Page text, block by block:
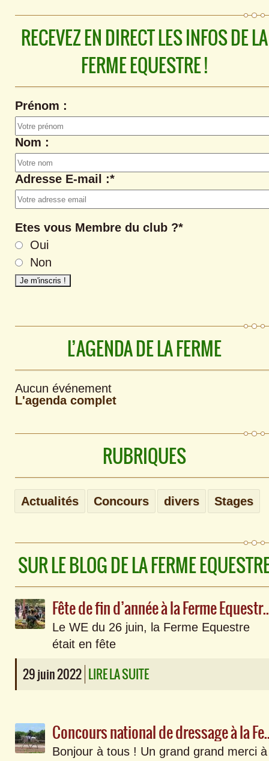
RECEVEZ EN DIRECT LES INFOS DE LA
FERME EQUESTRE !
Prénom :
Nom :
Adresse E-mail :*
Etes vous Membre du club ?*
Oui
Non
L’AGENDA DE LA FERME
Aucun événement
L'agenda complet
RUBRIQUES
Actualités Concours divers Stages
SUR LE BLOG DE LA FERME
Fête de fin
Le WE du 26 juin, la Ferme Equestre
était en fête
29 juin 2022 LIRE LA SUITE
Concours national
Bonjour à tous ! Un grand grand merci à